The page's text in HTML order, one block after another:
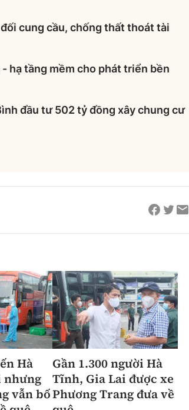
cung cầu, chống thất thoát tài
hạ tầng mềm cho phát triển bền
đầu tư 502 tỷ đồng xây chung cư
Hà
nhưng
vẫn bố
Gần 1.300 người Hà
Tĩnh, Gia Lai được xe
Phương Trang đưa về